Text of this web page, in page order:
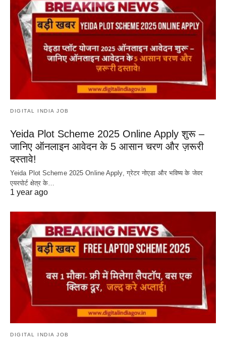
DIGITAL INDIA JOB
Yeida Plot Scheme 2025 Online Apply शुरू –
जानिए ऑनलाइन आवेदन के 5 आसान चरण और ज़रूरी
दस्तावे!
Yeida Plot Scheme 2025 Online Apply, ग्रेटर नोएडा और भविष्य के जेवर
एयरपोर्ट क्षेत्र के…
1 year ago
DIGITAL INDIA JOB